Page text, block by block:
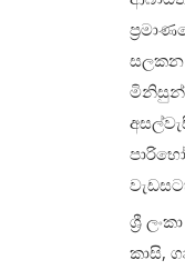
සලකන
ශ්‍රී
කාසි,